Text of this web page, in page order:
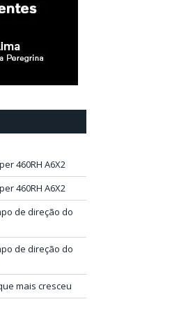
460RH A6X2
460RH A6X2
de direção do
de direção do
mais cresceu